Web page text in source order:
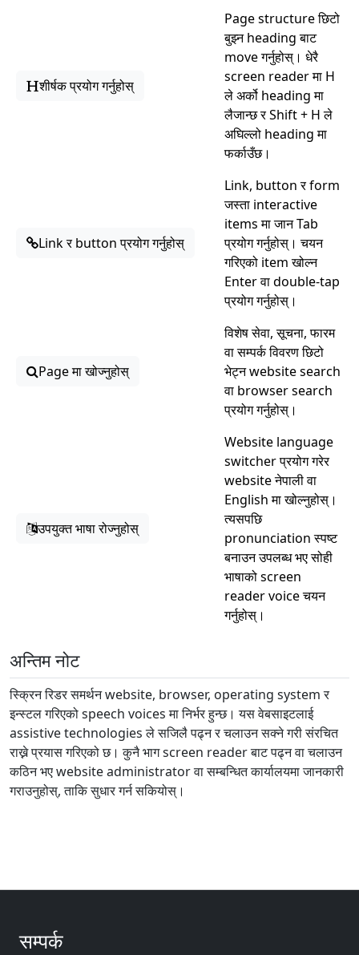
शीर्षक प्रयोग गर्नुहोस्
Page structure छिटो
बुझ्न heading बाट
move गर्नुहोस्। धेरै
screen reader मा H
ले अर्को heading मा
लैजान्छ र Shift + H ले
अघिल्लो heading मा
फर्काउँछ।
Link र button प्रयोग गर्नुहोस्
Link, button र form
जस्ता interactive
items मा जान Tab
प्रयोग गर्नुहोस्। चयन
गरिएको item खोल्न
Enter वा double-tap
प्रयोग गर्नुहोस्।
Page मा खोज्नुहोस्
विशेष सेवा, सूचना, फारम
वा सम्पर्क विवरण छिटो
भेट्न website search
वा browser search
प्रयोग गर्नुहोस्।
उपयुक्त भाषा रोज्नुहोस्
Website language
switcher प्रयोग गरेर
website नेपाली वा
English मा खोल्नुहोस्।
त्यसपछि
pronunciation स्पष्ट
बनाउन उपलब्ध भए सोही
भाषाको screen
reader voice चयन
गर्नुहोस्।
अन्तिम नोट
स्क्रिन रिडर समर्थन website, browser, operating system र
इन्स्टल गरिएको speech voices मा निर्भर हुन्छ। यस वेबसाइटलाई
assistive technologies ले सजिलै पढ्न र चलाउन सक्ने गरी संरचित
राख्ने प्रयास गरिएको छ। कुनै भाग screen reader बाट पढ्न वा चलाउन
कठिन भए website administrator वा सम्बन्धित कार्यालयमा जानकारी
गराउनुहोस्, ताकि सुधार गर्न सकियोस्।
सम्पर्क